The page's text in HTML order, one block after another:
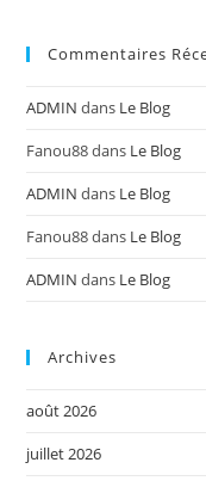
Commentaires
ADMIN dans Le Blog
Fanou88dans Le Blog
ADMIN dans Le Blog
Fanou88dans Le Blog
ADMIN dans Le Blog
Archives
août 2026
juillet 2026